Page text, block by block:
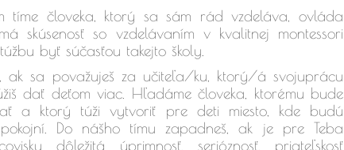
tíme človeka, ktorý sa sám rád vzdeláva, ovláda
skúsenosť so vzdelávaním v kvalitnej montessori
byť súčasťou takejto školy.
sa považuješ za učiteľa/ku, ktorý/á svojuprácu
dať deťom viac. Hľadáme človeka, ktorému bude
a ktorý túži vytvoriť pre deti miesto, kde budú
Do nášho tímu zapadneš, ak je pre Teba
dôležitá úprimnosť, serióznosť, priateľskosť